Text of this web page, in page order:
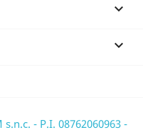


- P.I. 08762060963 -